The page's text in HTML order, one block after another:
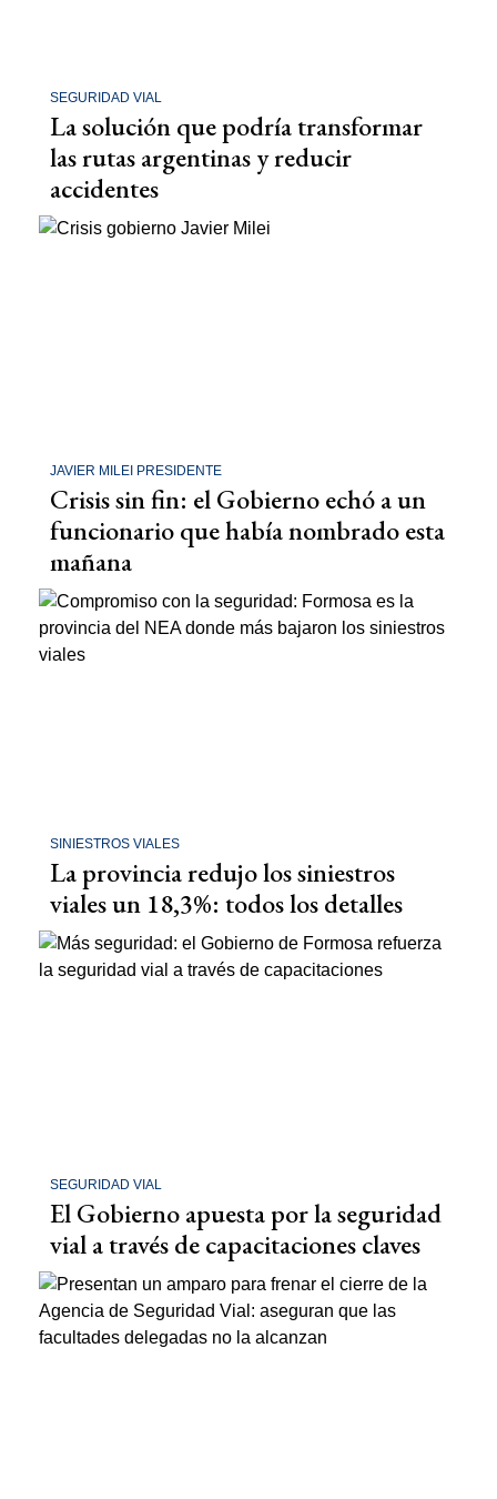
SEGURIDAD VIAL
La solución que podría transformar
las rutas argentinas y reducir
accidentes
JAVIER MILEI PRESIDENTE
Crisis sin fin: el Gobierno echó a un
funcionario que había nombrado esta
mañana
SINIESTROS VIALES
La provincia redujo los siniestros
viales un 18,3%: todos los detalles
SEGURIDAD VIAL
El Gobierno apuesta por la seguridad
vial a través de capacitaciones claves